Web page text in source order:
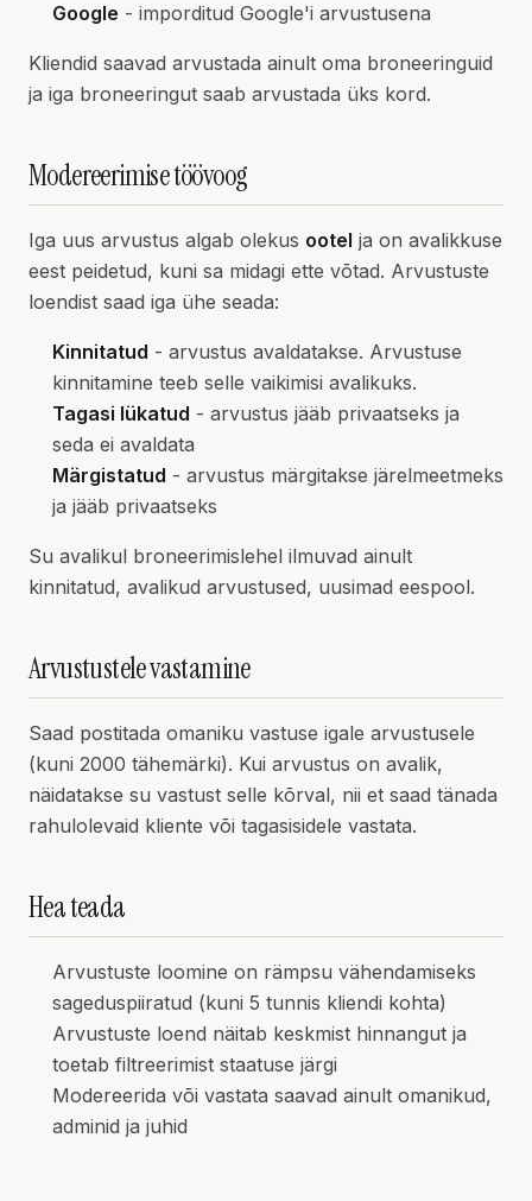
Google - imporditud Google'i arvustusena
Kliendid saavad arvustada ainult oma broneeringuid
ja iga broneeringut saab arvustada üks kord.
Modereerimise töövoog
Iga uus arvustus algab olekus ootel ja on avalikkuse
eest peidetud, kuni sa midagi ette võtad. Arvustuste
loendist saad iga ühe seada:
Kinnitatud - arvustus avaldatakse. Arvustuse
kinnitamine teeb selle vaikimisi avalikuks.
Tagasi lükatud - arvustus jääb privaatseks ja
seda ei avaldata
Märgistatud - arvustus märgitakse järelmeetmeks
ja jääb privaatseks
Su avalikul broneerimislehel ilmuvad ainult
kinnitatud, avalikud arvustused, uusimad eespool.
Arvustustele vastamine
Saad postitada omaniku vastuse igale arvustusele
(kuni 2000 tähemärki). Kui arvustus on avalik,
näidatakse su vastust selle kõrval, nii et saad tänada
rahulolevaid kliente või tagasisidele vastata.
Hea teada
Arvustuste loomine on rämpsu vähendamiseks
sageduspiiratud (kuni 5 tunnis kliendi kohta)
Arvustuste loend näitab keskmist hinnangut ja
toetab filtreerimist staatuse järgi
Modereerida või vastata saavad ainult omanikud,
adminid ja juhid